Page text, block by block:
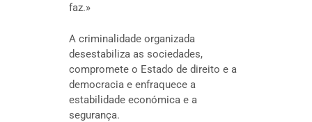
faz.»
A criminalidade organizada
desestabiliza as sociedades,
compromete o Estado de direito e a
democracia e enfraquece a
estabilidade económica e a
segurança.